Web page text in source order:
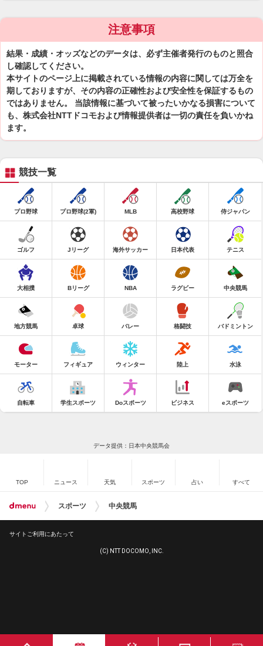
注意事項
結果・成績・オッズなどのデータは、必ず主催者発行のものと照合
し確認してください。
本サイトのページ上に掲載されている情報の内容に関しては万全を
期しておりますが、その内容の正確性および安全性を保証するもの
ではありません。 当該情報に基づいて被ったいかなる損害について
も、株式会社NTTドコモおよび情報提供者は一切の責任を負いかね
ます。
競技一覧
プロ野球 プロ野球(2軍) MLB 高校野球 侍ジャパン
ゴルフ Jリーグ 海外サッカー 日本代表 テニス
大相撲 Bリーグ NBA ラグビー 中央競馬
地方競馬 卓球 バレー 格闘技 バドミントン
モーター フィギュア ウィンター 陸上 水泳
自転車 学生スポーツ Doスポーツ ビジネス eスポーツ
データ提供：日本中央競馬会
TOP ニュース 天気 スポーツ 占い すべて
スポーツ 中央競馬
サイトご利用にあたって
(C) NTT DOCOMO, INC.